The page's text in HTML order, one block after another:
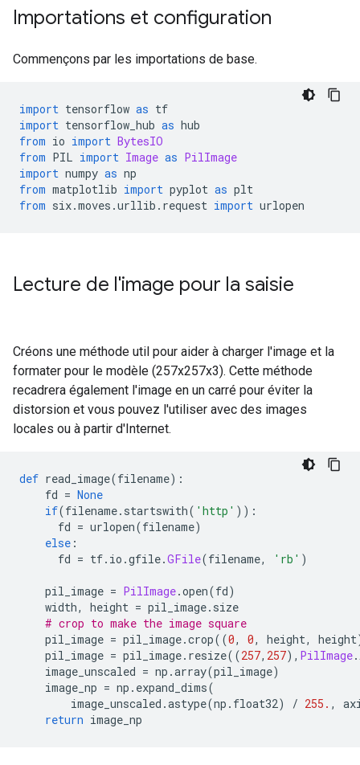
Importations et configuration
Commençons par les importations de base.
import tensorflow as tf
import tensorflow_hub as hub
from io import BytesIO
from PIL import Image as PilImage
import numpy as np
from matplotlib import pyplot as plt
from six.moves .urllib . request import urlopen
Lecture de l'image pour la saisie
Créons une méthode util pour aider à charger l'image et la
formater pour le modèle (257x257x3). Cette méthode
recadrera également l'image en un carré pour éviter la
distorsion et vous pouvez l'utiliser avec des images
locales ou à partir d'Internet.
def read_image(filename):
fd = None
if(filename. startswith( 'http' )):
fd = urlopen(filename)
else :
fd = tf. io .gfile.GFile(filename, 'rb' )
pil_image = PilImage.open(fd)
width, height = pil_image. size
# crop to make the image square
pil_image = pil_image.crop((0, 0, height, height
pil_image = pil_image. resize((257, 257), PilImage.
image_unscaled = np .array(pil_image)
image_np = np . expand_dims(
image_unscaled .astype(np . float32) / 255. ,
return image_np